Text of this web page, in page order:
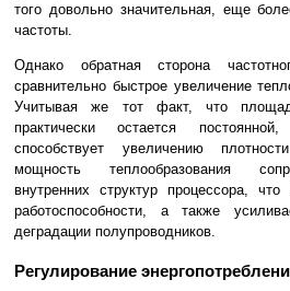
того довольно значительная, еще
частоты.
Однако обратная сторона
сравнительно быстрое увеличение
Учитывая же тот факт, что
практически остается
способствует увеличению
мощность теплообразования
внутренних структур процессора, что
работоспособности, а также
деградации полупроводников.
Регулирование